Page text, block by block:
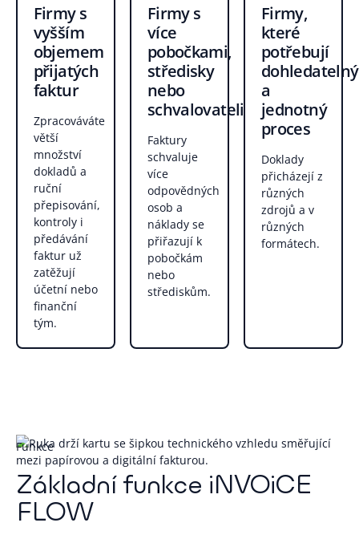
Firmy s
vyšším
objemem
přijatých
faktur
Zpracováváte
větší
množství
dokladů a
ruční
přepisování,
kontroly i
předávání
faktur už
zatěžují
účetní nebo
finanční
tým.
Firmy s
více
pobočkami,
středisky
nebo
schvalovateli
Faktury
schvaluje
více
odpovědných
osob a
náklady se
přiřazují k
pobočkám
nebo
střediskům.
Firmy,
které
potřebují
dohledatelný
a
jednotný
proces
Doklady
přicházejí z
různých
zdrojů a v
různých
formátech.
Funkce
Základní funkce iNVOiCE
FLOW